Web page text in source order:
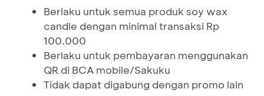
Berlaku untuk semua produk soy wax
candle dengan minimal transaksi Rp
100.000
Berlaku untuk pembayaran menggunakan
QR di BCA mobile/Sakuku
Tidak dapat digabung dengan promo lain